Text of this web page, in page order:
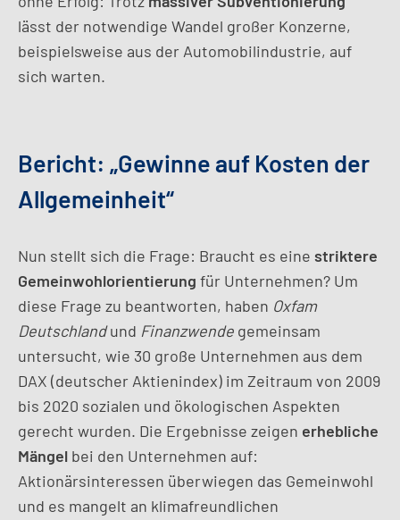
lässt der notwendige Wandel großer Konzerne,
beispielsweise aus der Automobilindustrie, auf
sich warten.
Bericht: „Gewinne auf Kosten der
Allgemeinheit“
Nun stellt sich die Frage: Braucht es einestriktere
Gemeinwohlorientierungfür Unternehmen? Um
diese Frage zu beantworten, haben Oxfam
Deutschlandund Finanzwende gemeinsam
untersucht, wie 30 große Unternehmen aus dem
DAX (deutscher Aktienindex) im Zeitraum von 2009
bis 2020 sozialen und ökologischen Aspekten
gerecht wurden. Die Ergebnisse zeigen erhebliche
Mängel bei den Unternehmen auf:
Aktionärsinteressen überwiegen das Gemeinwohl
und es mangelt an klimafreundlichen